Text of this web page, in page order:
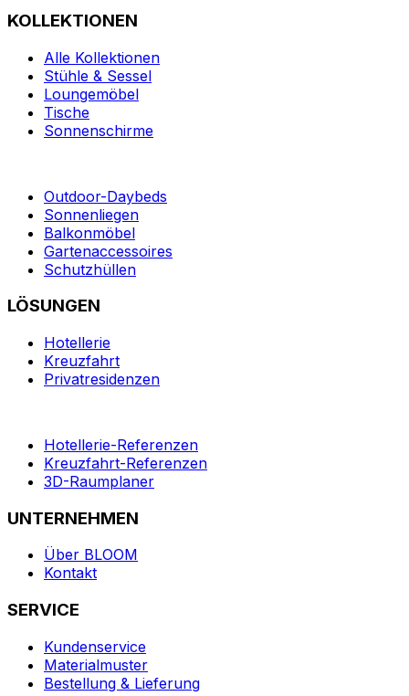
KOLLEKTIONEN
Alle Kollektionen
Stühle & Sessel
Loungemöbel
Tische
Sonnenschirme
Outdoor-Daybeds
Sonnenliegen
Balkonmöbel
Gartenaccessoires
Schutzhüllen
LÖSUNGEN
Hotellerie
Kreuzfahrt
Privatresidenzen
Hotellerie-Referenzen
Kreuzfahrt-Referenzen
3D-Raumplaner
UNTERNEHMEN
Über BLOOM
Kontakt
SERVICE
Kundenservice
Materialmuster
Bestellung & Lieferung